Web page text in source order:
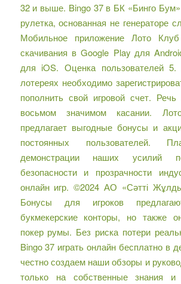
32 и выше. Bingo 37 в БК «Бинго
рулетка, основанная не генераторе
Мобильное приложение Лото
скачивания в Google Play для
для iOS. Оценка пользователей
лотереях необходимо
пополнить свой игровой счет.
восьмом значимом касании.
предлагает выгодные бонусы и
постоянных пользователей.
демонстрации наших усилий
безопасности и прозрачности
онлайн игр. ©2024 АО «Сәтті
Бонусы для игроков
букмекерские конторы, но также
покер румы. Без риска потери
Bingo 37 играть онлайн бесплатно в
честно создаем наши обзоры и
только на собственные знания